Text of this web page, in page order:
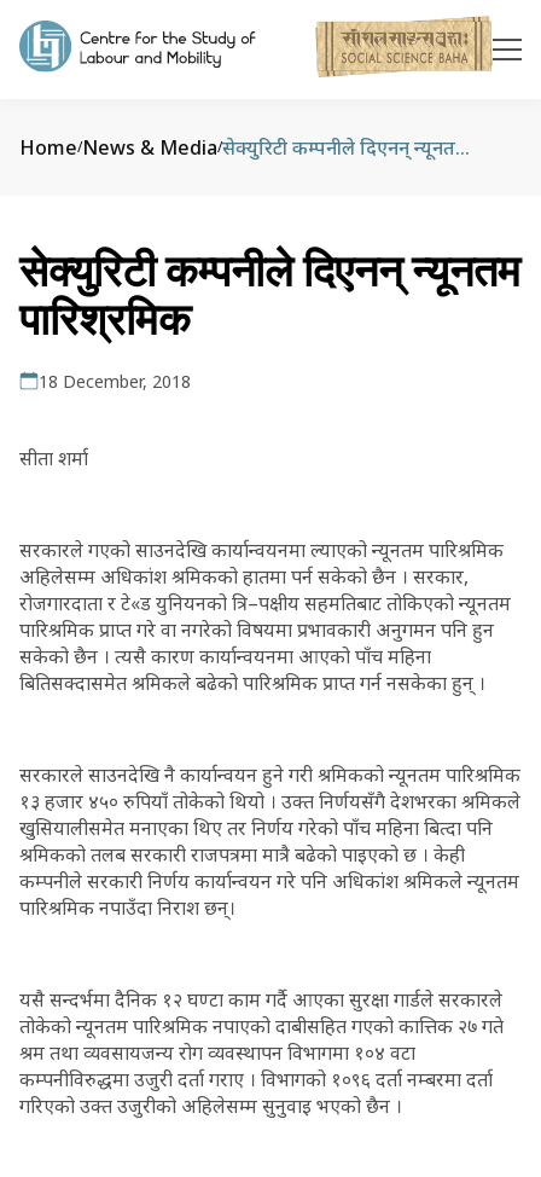
Home/News & Media/ सेक्युरिटी कम्पनीले दिएनन् न्यूनतम पारिश्रमिक
सेक्युरिटी कम्पनीले दिएनन् न्यूनतम
पारिश्रमिक
18 December, 2018
सीता शर्मा
सरकारले गएको साउनदेखि कार्यान्वयनमा ल्याएको न्यूनतम पारिश्रमिक
अहिलेसम्म अधिकांश श्रमिकको हातमा पर्न सकेको छैन । सरकार,
रोजगारदाता र टे«ड युनियनको त्रि–पक्षीय सहमतिबाट तोकिएको न्यूनतम
पारिश्रमिक प्राप्त गरे वा नगरेको विषयमा प्रभावकारी अनुगमन पनि हुन
सकेको छैन । त्यसै कारण कार्यान्वयनमा आएको पाँच महिना
बितिसक्दासमेत श्रमिकले बढेको पारिश्रमिक प्राप्त गर्न नसकेका हुन् ।
सरकारले साउनदेखि नै कार्यान्वयन हुने गरी श्रमिकको न्यूनतम पारिश्रमिक
१३ हजार ४५० रुपियाँ तोकेको थियो । उक्त निर्णयसँगै देशभरका श्रमिकले
खुसियालीसमेत मनाएका थिए तर निर्णय गरेको पाँच महिना बित्दा पनि
श्रमिकको तलब सरकारी राजपत्रमा मात्रै बढेको पाइएको छ । केही
कम्पनीले सरकारी निर्णय कार्यान्वयन गरे पनि अधिकांश श्रमिकले न्यूनतम
पारिश्रमिक नपाउँदा निराश छन्।
यसै सन्दर्भमा दैनिक १२ घण्टा काम गर्दै आएका सुरक्षा गार्डले सरकारले
तोकेको न्यूनतम पारिश्रमिक नपाएको दाबीसहित गएको कात्तिक २७ गते
श्रम तथा व्यवसायजन्य रोग व्यवस्थापन विभागमा १०४ वटा
कम्पनीविरुद्धमा उजुरी दर्ता गराए । विभागको १०९६ दर्ता नम्बरमा दर्ता
गरिएको उक्त उजुरीको अहिलेसम्म सुनुवाइ भएको छैन ।